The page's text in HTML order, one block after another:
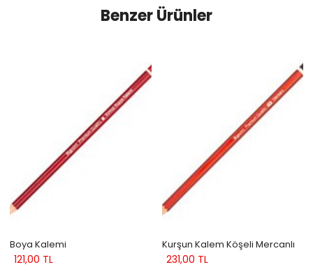
Benzer Ürünler
Boya Kalemi
121,00 TL
Kurşun Kalem Köşeli Mercanlı
231,00 TL